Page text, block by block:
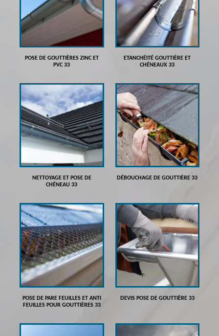
POSE DE GOUTTIÈRES ZINC ET
PVC 33
ETANCHÉITÉ GOUTTIÈRE ET
CHÉNEAUX 33
NETTOYAGE ET POSE DE
CHÉNEAU 33
DÉBOUCHAGE DE GOUTTIÈRE 33
POSE DE PARE FEUILLES ET ANTI
FEUILLES POUR GOUTTIÈRES 33
DEVIS POSE DE GOUTTIÈRE 33